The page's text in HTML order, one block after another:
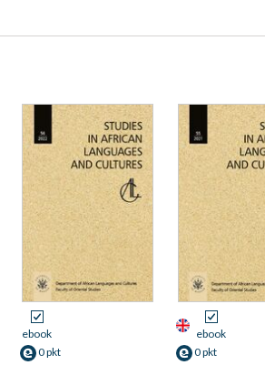
ebook
0 pkt
ebook
0 pkt